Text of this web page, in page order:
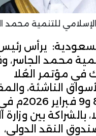
للتنمية محمد
يرأس
محمد الجاسر،
في مؤتمر العُلا
الناشئة،
عقده يومي 8 و9 فبراير
بين وزارة
النقد الدولي،